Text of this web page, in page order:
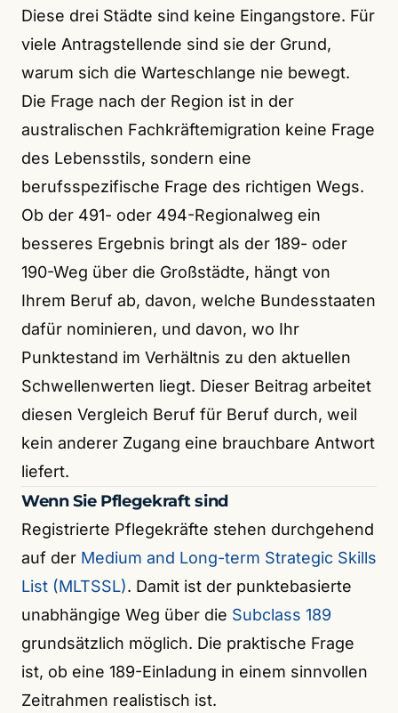
Diese drei Städte sind keine Eingangstore. Für
viele Antragstellende sind sie der Grund,
warum sich die Warteschlange nie bewegt.
Die Frage nach der Region ist in der
australischen Fachkräftemigration keine Frage
des Lebensstils, sondern eine
berufsspezifische Frage des richtigen Wegs.
Ob der 491- oder 494-Regionalweg ein
besseres Ergebnis bringt als der 189- oder
190-Weg über die Großstädte, hängt von
Ihrem Beruf ab, davon, welche Bundesstaaten
dafür nominieren, und davon, wo Ihr
Punktestand im Verhältnis zu den aktuellen
Schwellenwerten liegt. Dieser Beitrag arbeitet
diesen Vergleich Beruf für Beruf durch, weil
kein anderer Zugang eine brauchbare Antwort
liefert.
Wenn Sie Pflegekraft sind
Registrierte Pflegekräfte stehen durchgehend
auf der Medium and Long-term Strategic Skills
List (MLTSSL). Damit ist der punktebasierte
unabhängige Weg über die Subclass 189
grundsätzlich möglich. Die praktische Frage
ist, ob eine 189-Einladung in einem sinnvollen
Zeitrahmen realistisch ist.